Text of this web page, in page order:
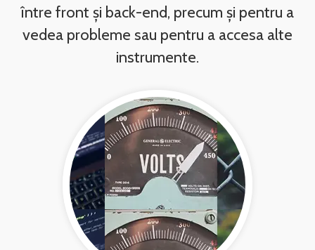
între front și back-end, precum și pentru a
vedea probleme sau pentru a accesa alte
instrumente.